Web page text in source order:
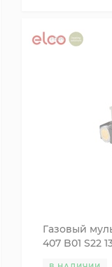
Газовый
407 B01 S22